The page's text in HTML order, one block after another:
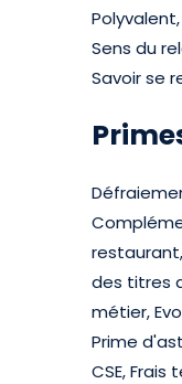
Sens du
Savoir se
des titres
métier,
Prime
CSE,